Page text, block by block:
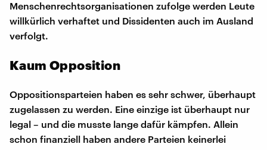
Menschenrechtsorganisationen zufolge werden Leute
willkürlich verhaftet und Dissidenten auch im Ausland
verfolgt.
Kaum Opposition
Oppositionsparteien haben es sehr schwer, überhaupt
zugelassen zu werden. Eine einzige ist überhaupt nur
legal – und die musste lange dafür kämpfen. Allein
schon finanziell haben andere Parteien keinerlei